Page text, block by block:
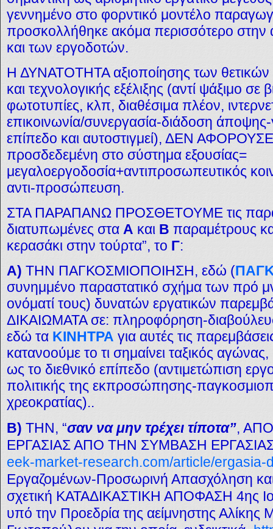
γεννημένο στο φορντικό μοντέλο
προσκολλήθηκε ακόμα περισσότερο στην
και των εργοδοτών.
Η ΔΥΝΑΤΟΤΗΤΑ αξιοποίησης των θετικών
και τεχνολογικής εξέλιξης (αντί ψάξιμο
φωτοτυπίες, κλπ, διαθέσιμα πλέον,
επικοινωνία/συνεργασία-διάδοση
επίπεδο και αυτοστιγμεί), ΔΕΝ
προσδεδεμένη στο σύστημα εξουσίας=
μεγαλοεργοδοσία+αντιπροσωπευτικός
αντι-προσώπευση.
ΣΤΑ ΠΑΡΑΠΑΝΩ ΠΡΟΣΘΕΤΟΥΜΕ τις
διατυπωμένες στα Α και Β παραμέτρους
κερασάκι στην τούρτα”, το Γ:
Α) ΤΗΝ ΠΑΓΚΟΣΜΙΟΠΟΙΗΣΗ, εδώ (
συνημμένο παραστατικό σχήμα των πρό
ονόματί τους) δυνατών εργατικών
ΔΙΚΑΙΩΜΑΤΑ σε: πληροφόρηση-
εδώ τα ΚΙΝΗΤΡΑ για αυτές τις
κατανοούμε το τι σημαίνει ταξικός
ως το διεθνικό επίπεδο (αντιμετώπιση
πολιτικής της εκπροσώπησης-
χρεοκρατίας)..
Β) ΤΗΝ, “σαν να μην τρέχει τίποτα”,
ΕΡΓΑΣΙΑΣ ΑΠΟ ΤΗΝ ΣΥΜΒΑΣΗ ΕΡΓΑΣΙΑΣ
eek-market-research.com/article/ergasia-
Εργαζομένων-Προσωρινή Απασχόληση
σχετική ΚΑΤΑΔΙΚΑΣΤΙΚΗ ΑΠΟΦΑΣΗ 4ης
υπό την Προεδρία της αείμνηστης